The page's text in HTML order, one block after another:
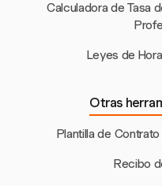
Calculadora de Tasa
Leyes de
Otras
Plantilla de
Recibo